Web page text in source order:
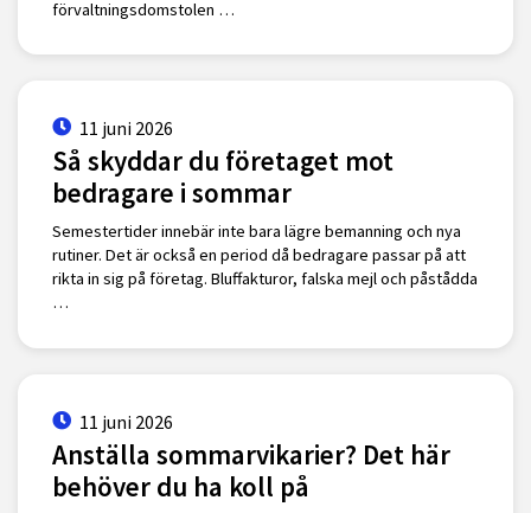
förvaltningsdomstolen …
11 juni 2026
Så skyddar du företaget mot
bedragare i sommar
Semestertider innebär inte bara lägre bemanning och nya
rutiner. Det är också en period då bedragare passar på att
rikta in sig på företag. Bluffakturor, falska mejl och påstådda
…
11 juni 2026
Anställa sommarvikarier? Det här
behöver du ha koll på